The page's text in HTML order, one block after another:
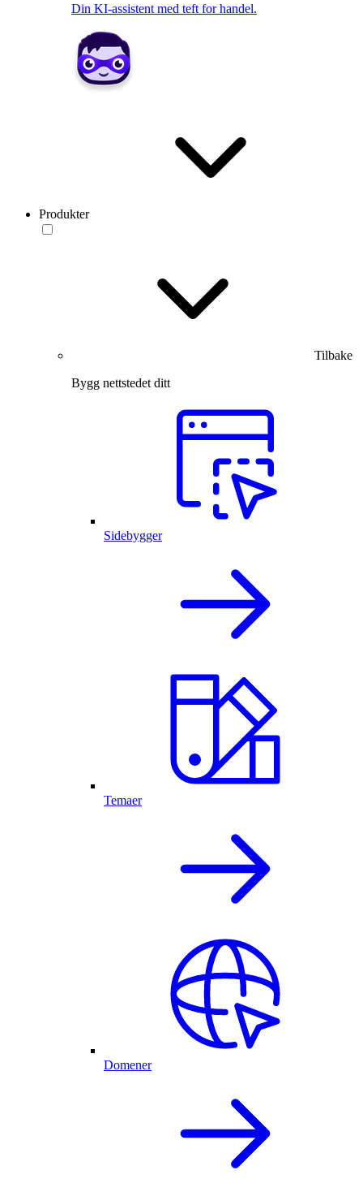
Din KI-assistent med teft for handel.
Produkter
Tilbake
Bygg nettstedet ditt
Sidebygger
Temaer
Domener